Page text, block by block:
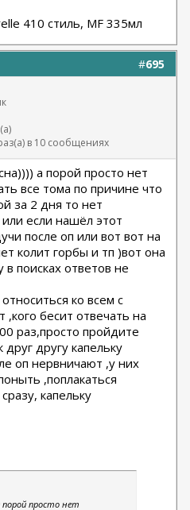
410 стиль, MF 335мл
#695
в 10 сообщениях
а порой просто нет
все тома по причине что
за 2 дня то нет
если нашёл этот
после оп или вот вот на
колит горбы и тп )вот она
поисках ответов не
ко всем с
бесит отвечать на
раз,просто пройдите
другу капельку
оп нервничают ,у них
,поплакаться
капельку
порой просто нет